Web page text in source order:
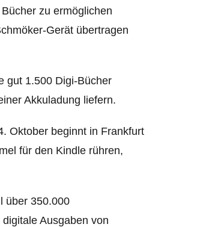
zu ermöglichen
Gerät übertragen
gut 1.500 Digi-Bücher
Akkuladung liefern.
Oktober beginnt in Frankfurt
für den Kindle rühren,
über 350.000
Ausgaben von